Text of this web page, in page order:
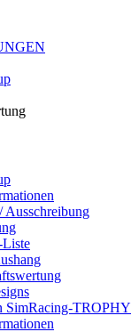
Ausschreibung
Liste
TROPHY